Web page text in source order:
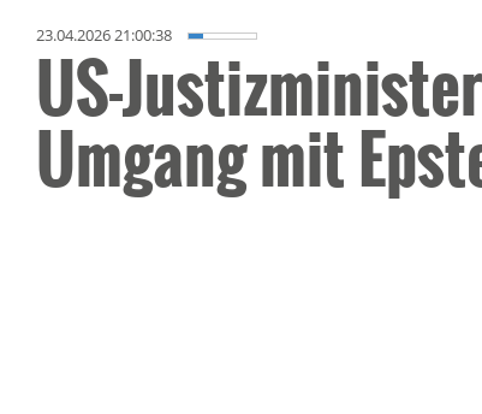
23.04.2026 21:00:38
US-
Umgang mit